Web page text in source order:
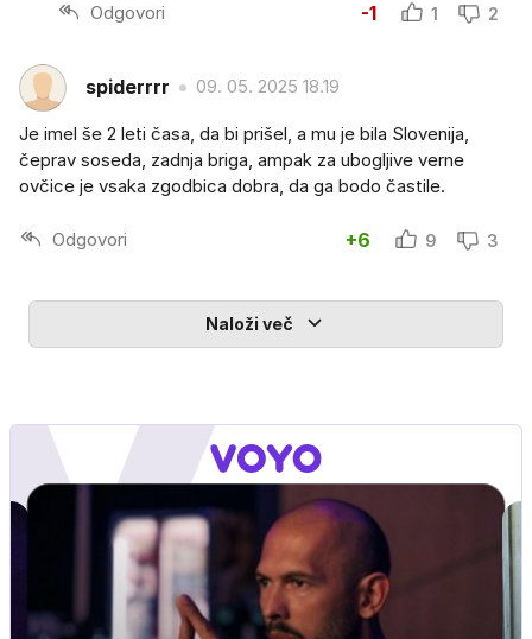
Odgovori -1 1 2
spiderrrr 09. 05. 2025 18.19
Je imel še 2 leti časa, da bi prišel, a mu je bila Slovenija,
čeprav soseda, zadnja briga, ampak za ubogljive verne
ovčice je vsaka zgodbica dobra, da ga bodo častile.
Odgovori +6 9 3
Naloži več